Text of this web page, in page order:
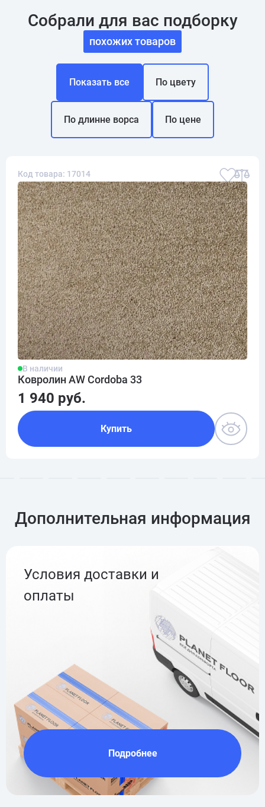
Собрали для вас подборку
похожих товаров
Показать все По цвету
По длинне ворса По цене
Код товара: 17014
В наличии
Ковролин AW Cordoba 33
1 940 руб.
Купить
Дополнительная информация
Условия доставки и
оплаты
Подробнее